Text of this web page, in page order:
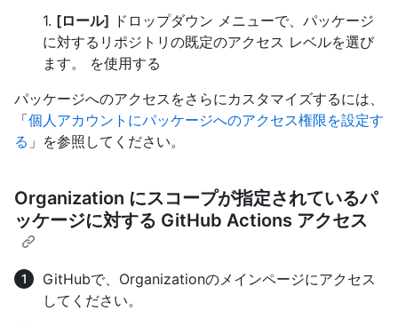
1. [ロール] ドロップダウン メニューで、パッケージ
に対するリポジトリの既定のアクセス レベルを選び
ます。 を使用する
パッケージへのアクセスをさらにカスタマイズするには、
「個人アカウントにパッケージへのアクセス権限を設定す
る 」を参照してください。
Organization にスコープが指定されているパ
ッケージに対する GitHub Actions アクセス
GitHubで、Organizationのメインページにアクセス
してください。